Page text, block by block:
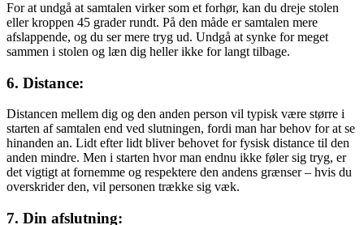
For at undgå at samtalen virker som et forhør, kan du dreje stolen
eller kroppen 45 grader rundt. På den måde er samtalen mere
afslappende, og du ser mere tryg ud. Undgå at synke for meget
sammen i stolen og læn dig heller ikke for langt tilbage.
6. Distance:
Distancen mellem dig og den anden person vil typisk være større i
starten af samtalen end ved slutningen, fordi man har behov for at se
hinanden an. Lidt efter lidt bliver behovet for fysisk distance til den
anden mindre. Men i starten hvor man endnu ikke føler sig tryg, er
det vigtigt at fornemme og respektere den andens grænser – hvis du
overskrider den, vil personen trække sig væk.
7. Din afslutning: